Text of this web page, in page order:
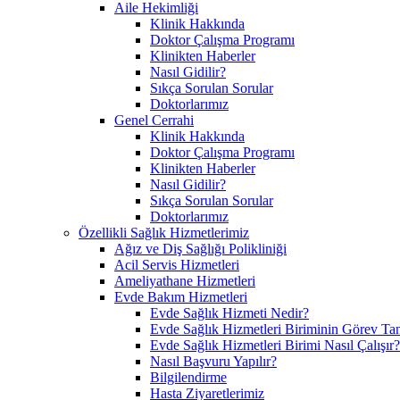
Aile Hekimliği
Klinik Hakkında
Doktor Çalışma Programı
Klinikten Haberler
Nasıl Gidilir?
Sıkça Sorulan Sorular
Doktorlarımız
Genel Cerrahi
Klinik Hakkında
Doktor Çalışma Programı
Klinikten Haberler
Nasıl Gidilir?
Sıkça Sorulan Sorular
Doktorlarımız
Özellikli Sağlık Hizmetlerimiz
Ağız ve Diş Sağlığı Polikliniği
Acil Servis Hizmetleri
Ameliyathane Hizmetleri
Evde Bakım Hizmetleri
Evde Sağlık Hizmeti Nedir?
Evde Sağlık Hizmetleri Biriminin Görev
Evde Sağlık Hizmetleri Birimi Nasıl Çalışır?
Nasıl Başvuru Yapılır?
Bilgilendirme
Hasta Ziyaretlerimiz